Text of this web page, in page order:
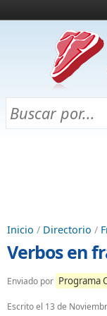
¿Qué es esto?
Directorio
Chuletas para exámenes
Inicio / Directorio /
Verbos en
Enviado por Programa
Escrito el 13 de